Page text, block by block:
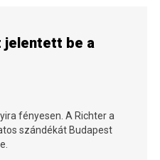
jelentett be a
fényesen. A Richter a
szándékát Budapest